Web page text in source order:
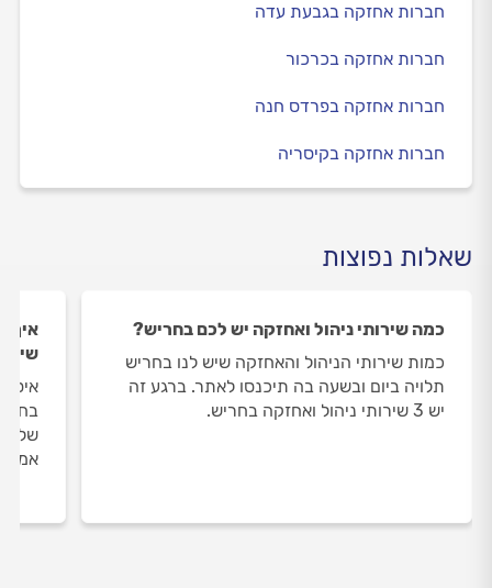
חברות אחזקה בגבעת עדה
חברות אחזקה בכרכור
חברות אחזקה בפרדס חנה
חברות אחזקה בקיסריה
שאלות נפוצות
כמה שירותי ניהול ואחזקה יש לכם בחריש?
כמות שירותי הניהול והאחזקה שיש לנו בחריש
תלויה ביום ובשעה בה תיכנסו לאתר. ברגע זה
יש 3 שירותי ניהול ואחזקה בחריש.
איך